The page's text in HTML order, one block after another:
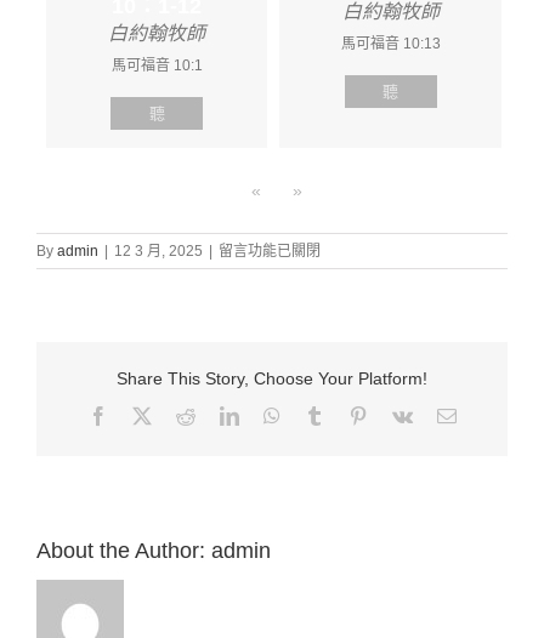
白約翰牧師
馬可福音 10:1
聽
白約翰牧師
馬可福音 10:13
聽
« »
By admin 12 3 月, 2025
在
〈證
可
福
音
約
留言功能已關閉
Share This Story, Choose Your Platform!
Facebook
RedditLinkedInWhatsApp
Tumblr Pinterest
Vk Email:
About the Author: admin